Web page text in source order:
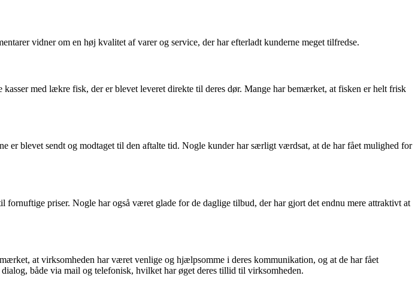
vidner om en høj kvalitet af varer og service, der har efterladt kunderne meget tilfredse.
med lækre fisk, der er blevet leveret direkte til deres dør. Mange har bemærket, at fisken er helt frisk
er blevet sendt og modtaget til den aftalte tid. Nogle kunder har særligt værdsat, at de har fået mulighed for
priser. Nogle har også været glade for de daglige tilbud, der har gjort det endnu mere attraktivt at
at virksomheden har været venlige og hjælpsomme i deres kommunikation, og at de har fået
både via mail og telefonisk, hvilket har øget deres tillid til virksomheden.